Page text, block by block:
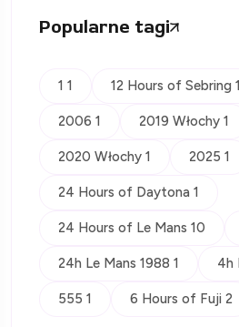
Popularne tagi
1 1 12 Hours of Sebring 1
2006 1 2019 Włochy 1
2020 Włochy 1 2025 1
24 Hours of Daytona 1
24 Hours of Le Mans 10
24h Le Mans 1988 1 4h
555 1 6 Hours of Fuji 2